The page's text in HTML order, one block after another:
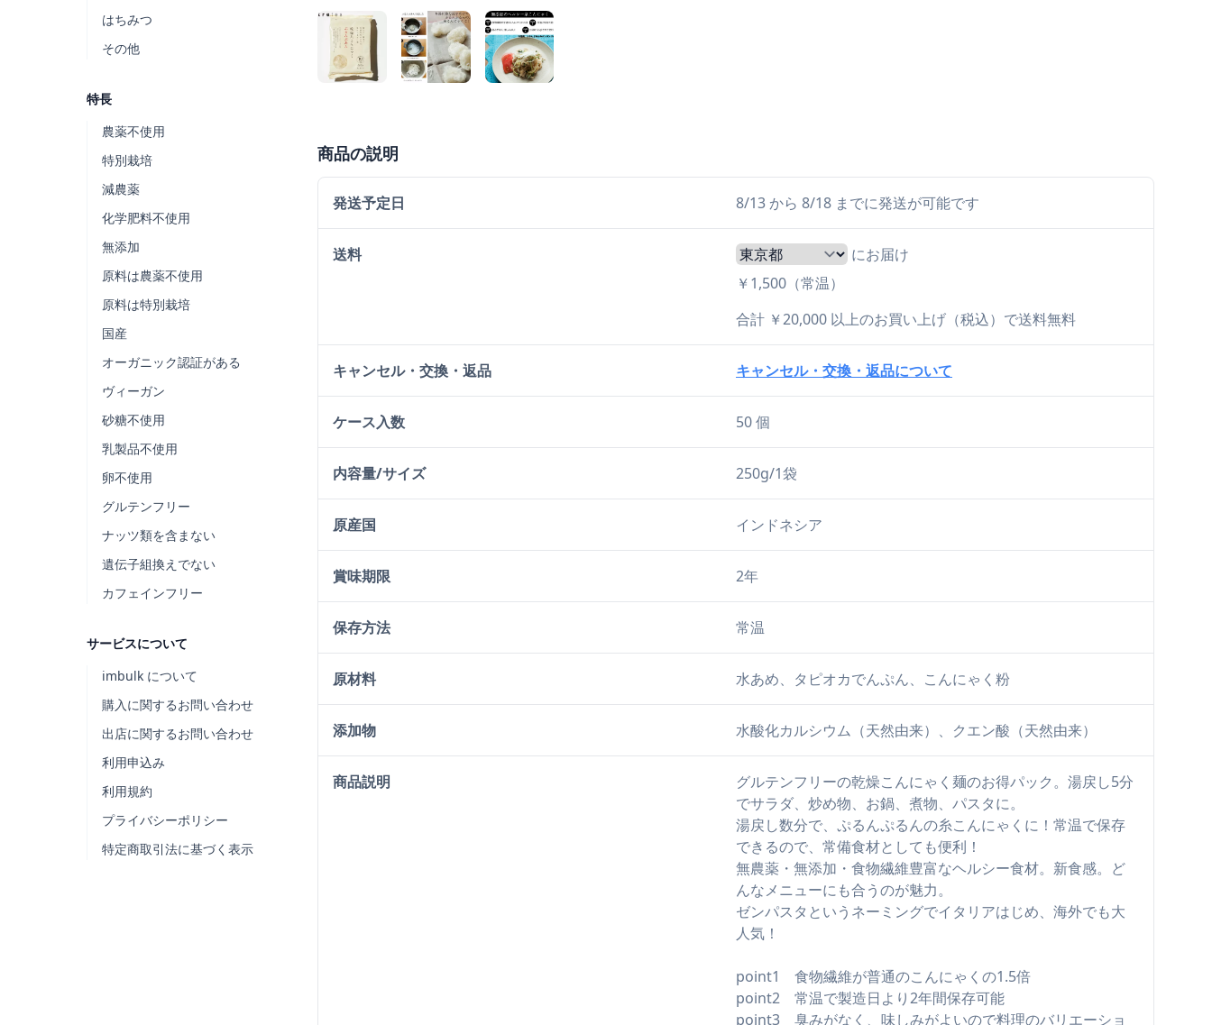
はちみつ
その他
特長
農薬不使用
特別栽培
減農薬
化学肥料不使用
無添加
原料は農薬不使用
原料は特別栽培
国産
オーガニック認証がある
ヴィーガン
砂糖不使用
乳製品不使用
卵不使用
グルテンフリー
ナッツ類を含まない
遺伝子組換えでない
カフェインフリー
サービスについて
imbulk について
購入に関するお問い合わせ
出店に関するお問い合わせ
利用申込み
利用規約
プライバシーポリシー
特定商取引法に基づく表示
商品の説明
発送予定日 8/13 から 8/18 までに発送が可能です
送料
にお届け
￥1,500（常温）
合計 ￥20,000 以上のお買い上げ（税込）で送料無料
キャンセル・交換・返品 キャンセル・交換・返品について
ケース入数 50 個
内容量/サイズ 250g/1袋
原産国 インドネシア
賞味期限 2年
保存方法 常温
原材料 水あめ、タピオカでんぷん、こんにゃく粉
添加物 水酸化カルシウム（天然由来）、クエン酸（天然由来）
商品説明
グルテンフリーの乾燥こんにゃく麺のお得パック。湯戻し5分
でサラダ、炒め物、お鍋、煮物、パスタに。
湯戻し数分で、ぷるんぷるんの糸こんにゃくに！常温で保存
できるので、常備食材としても便利！
無農薬・無添加・食物繊維豊富なヘルシー食材。新食感。ど
んなメニューにも合うのが魅力。
ゼンパスタというネーミングでイタリアはじめ、海外でも大
人気！
point1 食物繊維が普通のこんにゃくの1.5倍
point2 常温で製造日より2年間保存可能
point3 臭みがなく、味しみがよいので料理のバリエーショ